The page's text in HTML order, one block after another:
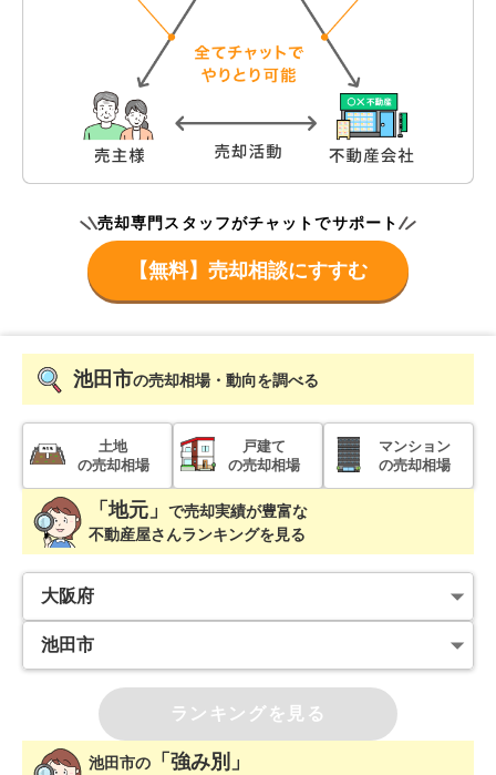
売却専門スタッフがチャットでサポート
【無料】売却相談にすすむ
池田市の売却相場・動向を調べる
土地
の売却相場
戸建て
の売却相場
マンション
の売却相場
「地元」 で売却実績が豊富な
不動産屋さんランキングを見る
ランキングを見る
池田市の「強み別」